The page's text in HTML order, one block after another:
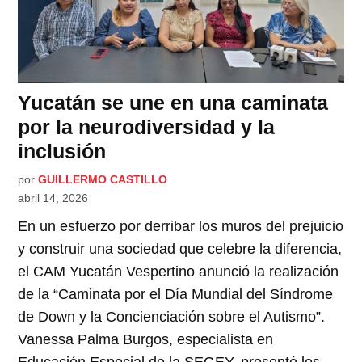
Yucatán se une en una caminata
por la neurodiversidad y la
inclusión
por GUILLERMO CASTILLO
abril 14, 2026
En un esfuerzo por derribar los muros del prejuicio
y construir una sociedad que celebre la diferencia,
el CAM Yucatán Vespertino anunció la realización
de la “Caminata por el Día Mundial del Síndrome
de Down y la Concienciación sobre el Autismo”.
Vanessa Palma Burgos, especialista en